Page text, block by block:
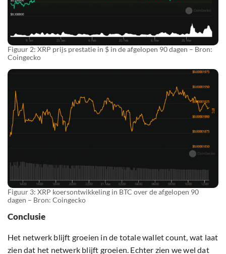
Figuur 2: XRP prijs prestatie in $ in de afgelopen 90 dagen – Bron:
Coingecko
Figuur 3: XRP koersontwikkeling in BTC over de afgelopen 90
dagen – Bron: Coingecko
Conclusie
Het netwerk blijft groeien in de totale wallet count, wat laat
zien dat het netwerk blijft groeien. Echter zien we wel dat